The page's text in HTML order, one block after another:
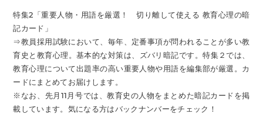
特集2「重要人物・用語を厳選！ 切り離して使える 教育心理の暗
記カード」
⇒教員採用試験において、毎年、定番事項が問われることが多い教
育史と教育心理。基本的な対策は、ズバリ暗記です。特集２では、
教育心理について出題率の高い重要人物や用語を編集部が厳選。カ
ードにまとめてお届けします。
※なお、先月11月号では、教育史の人物をまとめた暗記カードを掲
載しています。気になる方はバックナンバーをチェック！